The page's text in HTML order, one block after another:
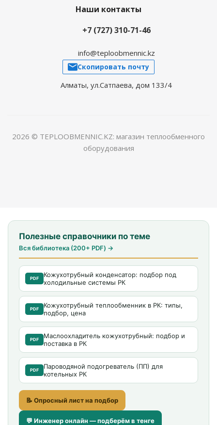
Наши контакты
+7 (727) 310-71-46
info@teploobmennic.kz
Скопировать почту
Алматы, ул.Сатпаева, дом 133/4
2026 © TEPLOOBMENNIC.KZ: магазин теплообменного
оборудования
Полезные справочники по теме
Вся библиотека (200+ PDF) →
PDF
Кожухотрубный конденсатор: подбор под
холодильные системы РК
PDF
Кожухотрубный теплообменник в РК: типы,
подбор, цена
PDF
Маслоохладитель кожухотрубный: подбор и
поставка в РК
PDF
Пароводяной подогреватель (ПП) для
котельных РК
📝 Опросный лист на подбор
💬 Инженер онлайн — подберём в тенге